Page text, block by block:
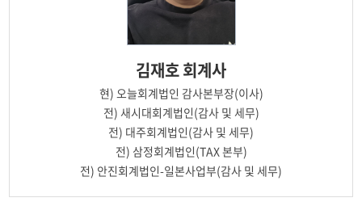
김재호회계사
현) 오늘회계법인 감사본부장(이사)
전) 새시대회계법인(감사 및 세무)
전) 대주회계법인(감사 및 세무)
전) 삼정회계법인(TAX 본부)
전) 안진회계법인-일본사업부(감사 및 세무)